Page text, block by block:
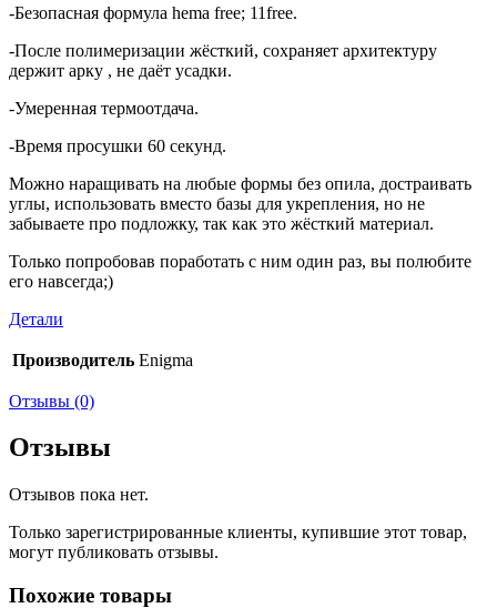
-Безопасная формула hema free; 11free.
-После полимеризации жёсткий, сохраняет архитектуру
держит арку , не даёт усадки.
-Умеренная термоотдача.
-Время просушки 60 секунд.
Можно наращивать на любые формы без опила, достраивать
углы, использовать вместо базы для укрепления, но не
забываете про подложку, так как это жёсткий материал.
Только попробовав поработать с ним один раз, вы полюбите
его навсегда;)
Детали
Производитель Enigma
Отзывы (0)
Отзывы
Отзывов пока нет.
Только зарегистрированные клиенты, купившие этот товар,
могут публиковать отзывы.
Похожие товары